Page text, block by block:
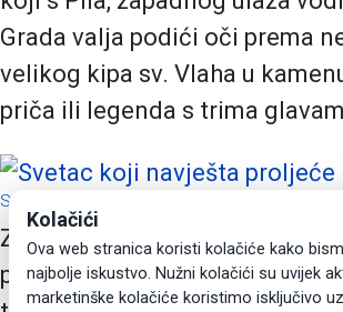
Grada valja podići oči prema
velikog kipa sv. Vlaha u
priča ili legenda s trima
Svetac koji navješta proljeće
Za više od tisuću godina što
proslavlja dan svoga
Kolačići
Ova web stranica koristi kolačiće kako
najbolje iskustvo. Nužni kolačići su uvijek
marketinške kolačiće koristimo isključivo